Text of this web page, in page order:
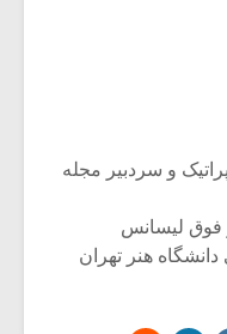
و سردبیر مجله
فوق لیسانس
دانشگاه هنر تهران